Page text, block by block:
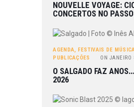
NOUVELLE VOYAGE:
CONCERTOS NO
AGENDA, FESTIVAIS DE
PUBLICAÇÕES
ON JANEIRO
O SALGADO FAZ
2026